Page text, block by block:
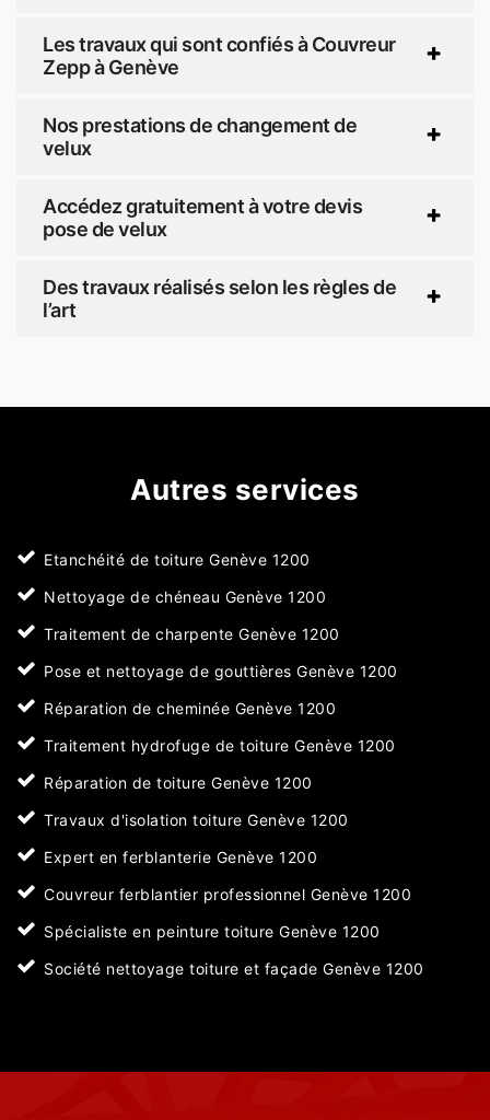
Les travaux qui sont confiés à Couvreur
Zepp à Genève
Nos prestations de changement de
velux
Accédez gratuitement à votre devis
pose de velux
Des travaux réalisés selon les règles de
l’art
Autres services
Etanchéité de toiture Genève 1200
Nettoyage de chéneau Genève 1200
Traitement de charpente Genève 1200
Pose et nettoyage de gouttières Genève 1200
Réparation de cheminée Genève 1200
Traitement hydrofuge de toiture Genève 1200
Réparation de toiture Genève 1200
Travaux d'isolation toiture Genève 1200
Expert en ferblanterie Genève 1200
Couvreur ferblantier professionnel Genève 1200
Spécialiste en peinture toiture Genève 1200
Société nettoyage toiture et façade Genève 1200